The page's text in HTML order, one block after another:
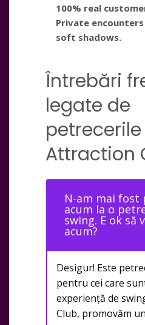
100% real
Private
soft shadows.
Întrebări
legate de
petrecerile
Attraction
N-am mai fost
acum la o
swing. E ok să
acum?
Desigur! Este
pentru cei care
experiență de
Club, promovăm